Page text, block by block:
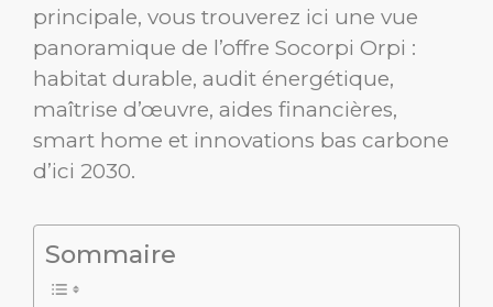
principale, vous trouverez ici une vue
panoramique de l’offre Socorpi Orpi :
habitat durable, audit énergétique,
maîtrise d’œuvre, aides financières,
smart home et innovations bas carbone
d’ici 2030.
Sommaire